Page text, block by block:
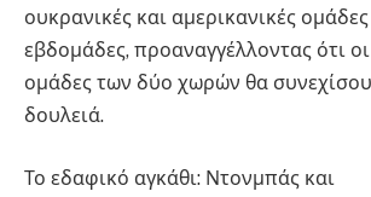
ουκρανικές και αμερικανικές ομάδες
εβδομάδες, προαναγγέλλοντας ότι οι
ομάδες των δύο χωρών θα
δουλειά.
Το εδαφικό αγκάθι: Ντονμπάς και